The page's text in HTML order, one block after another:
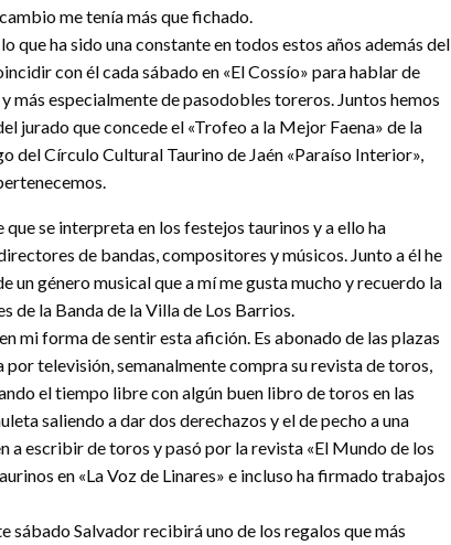
me tenía más que fichado.
que ha sido una constante en todos estos años además del
con él cada sábado en «El Cossío» para hablar de
más especialmente de pasodobles toreros. Juntos hemos
jurado que concede el «Trofeo a la Mejor Faena» de la
del Círculo Cultural Taurino de Jaén «Paraíso Interior»,
se interpreta en los festejos taurinos y a ello ha
de bandas, compositores y músicos. Junto a él he
género musical que a mí me gusta mucho y recuerdo la
de la Banda de la Villa de Los Barrios.
mi forma de sentir esta afición. Es abonado de las plazas
por televisión, semanalmente compra su revista de toros,
el tiempo libre con algún buen libro de toros en las
saliendo a dar dos derechazos y el de pecho a una
a escribir de toros y pasó por la revista «El Mundo de los
en «La Voz de Linares» e incluso ha firmado trabajos
sábado Salvador recibirá uno de los regalos que más